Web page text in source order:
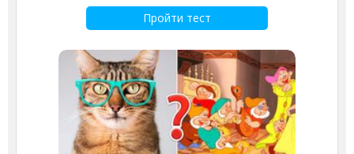
Пройти тест